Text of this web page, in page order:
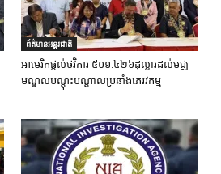
ព័ត៌មានអន្តរជាតិ
អាមេរិកផ្តល់ថវិការ ៥០១.៤២៦ដុល្លារដល់មជ្ឈ
មណ្ឌលបណ្តុះបណ្តាលប្រឆាំងភេរវកម្ម